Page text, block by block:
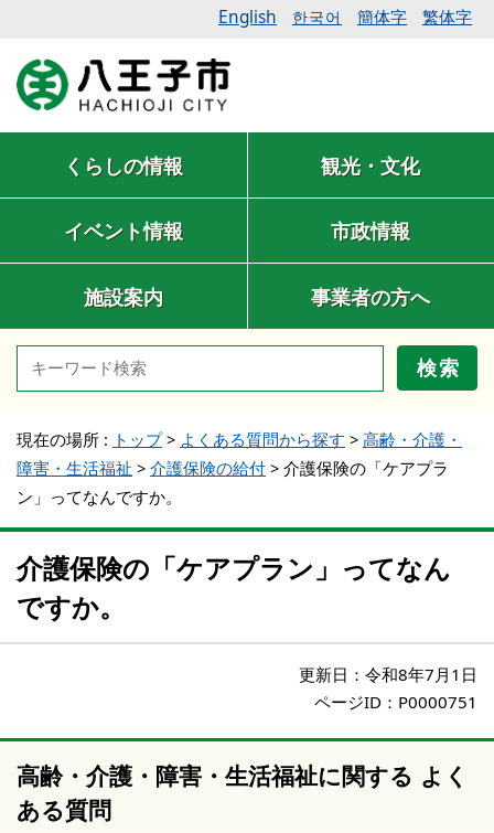
English 한국어 簡体字 繁体字
くらしの情報 観光・文化
イベント情報 市政情報
施設案内 事業者の方へ
検索
現在の場所 : トップ> よくある質問から探す > 高齢・介護・
障害・生活福祉 > 介護保険の給付 > 介護保険の「ケアプラ
ン」ってなんですか。
介護保険の「ケアプラン」ってなん
ですか。
更新日： 令和8年7月1日
ページID：P0000751
高齢・介護・障害・生活福祉に関する よく
ある質問